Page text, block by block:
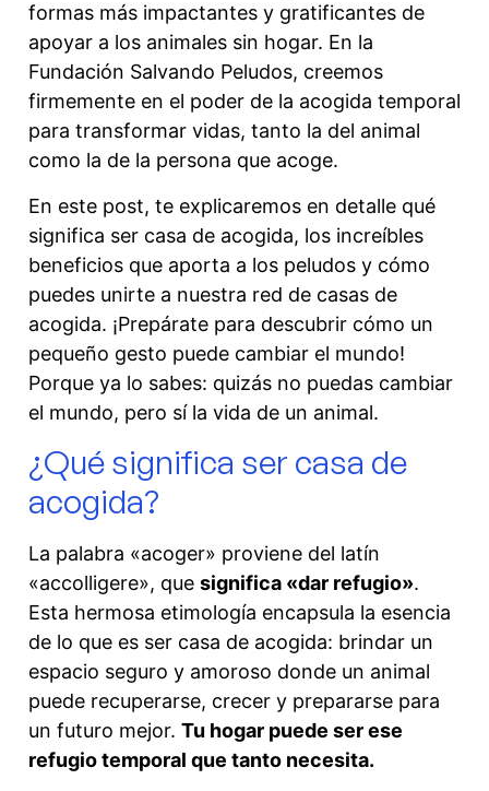
formas más impactantes y gratificantes de
apoyar a los animales sin hogar. En la
Fundación Salvando Peludos, creemos
firmemente en el poder de la acogida temporal
para transformar vidas, tanto la del animal
como la de la persona que acoge.
En este post, te explicaremos en detalle qué
significa ser casa de acogida, los increíbles
beneficios que aporta a los peludos y cómo
puedes unirte a nuestra red de casas de
acogida. ¡Prepárate para descubrir cómo un
pequeño gesto puede cambiar el mundo!
Porque ya lo sabes: quizás no puedas cambiar
el mundo, pero sí la vida de un animal.
¿Qué significa ser casa de
acogida?
La palabra «acoger» proviene del latín
«accolligere», que significa «dar refugio».
Esta hermosa etimología encapsula la esencia
de lo que es ser casa de acogida: brindar un
espacio seguro y amoroso donde un animal
puede recuperarse, crecer y prepararse para
un futuro mejor. Tu hogar puede ser ese
refugio temporal que tanto necesita.